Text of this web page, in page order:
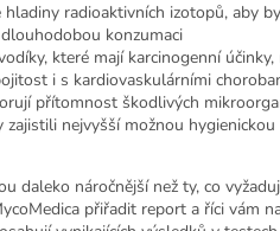
radioaktivních izotopů, aby
konzumaci
které mají karcinogenní účinky,
i s kardiovaskulárními
přítomnost škodlivých
zajistili nejvyšší možnou
daleko náročnější než ty, co
přiřadit report a říci vám